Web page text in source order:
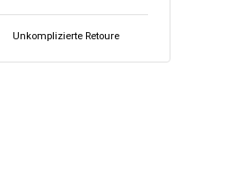
Unkomplizierte Retoure